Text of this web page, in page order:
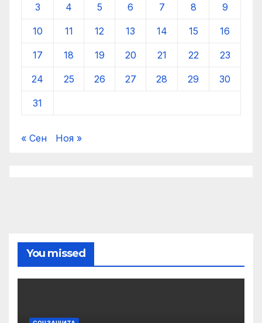
3 4 5 6 7 8 9
10 11 12 13 14 15 16
17 18 19 20 21 22 23
24 25 26 27 28 29 30
31
« Сен Ноя »
You missed